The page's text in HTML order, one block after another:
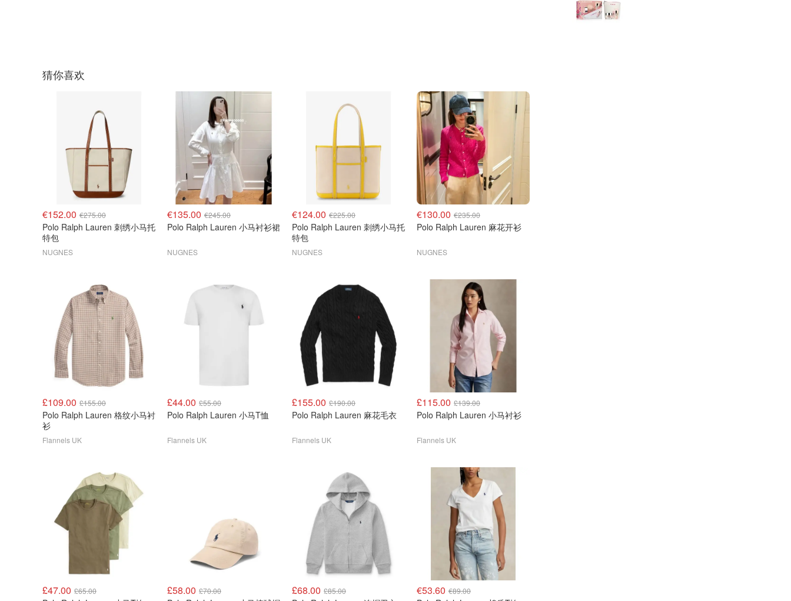
猜你喜欢
€152.00 €275.00
Polo Ralph Lauren 刺绣小马托
特包
NUGNES
€135.00 €245.00
Polo Ralph Lauren 小马衬衫裙
NUGNES
€124.00 €225.00
Polo Ralph Lauren 刺绣小马托
特包
NUGNES
€130.00 €235.00
Polo Ralph Lauren 麻花开衫
NUGNES
£109.00 £155.00
Polo Ralph Lauren 格纹小马衬
衫
Flannels UK
£44.00 £55.00
Polo Ralph Lauren 小马T恤
Flannels UK
£155.00 £190.00
Polo Ralph Lauren 麻花毛衣
Flannels UK
£115.00 £139.00
Polo Ralph Lauren 小马衬衫
Flannels UK
£47.00 £65.00 £58.00 £70.00 £68.00 £85.00 €53.60 €89.00